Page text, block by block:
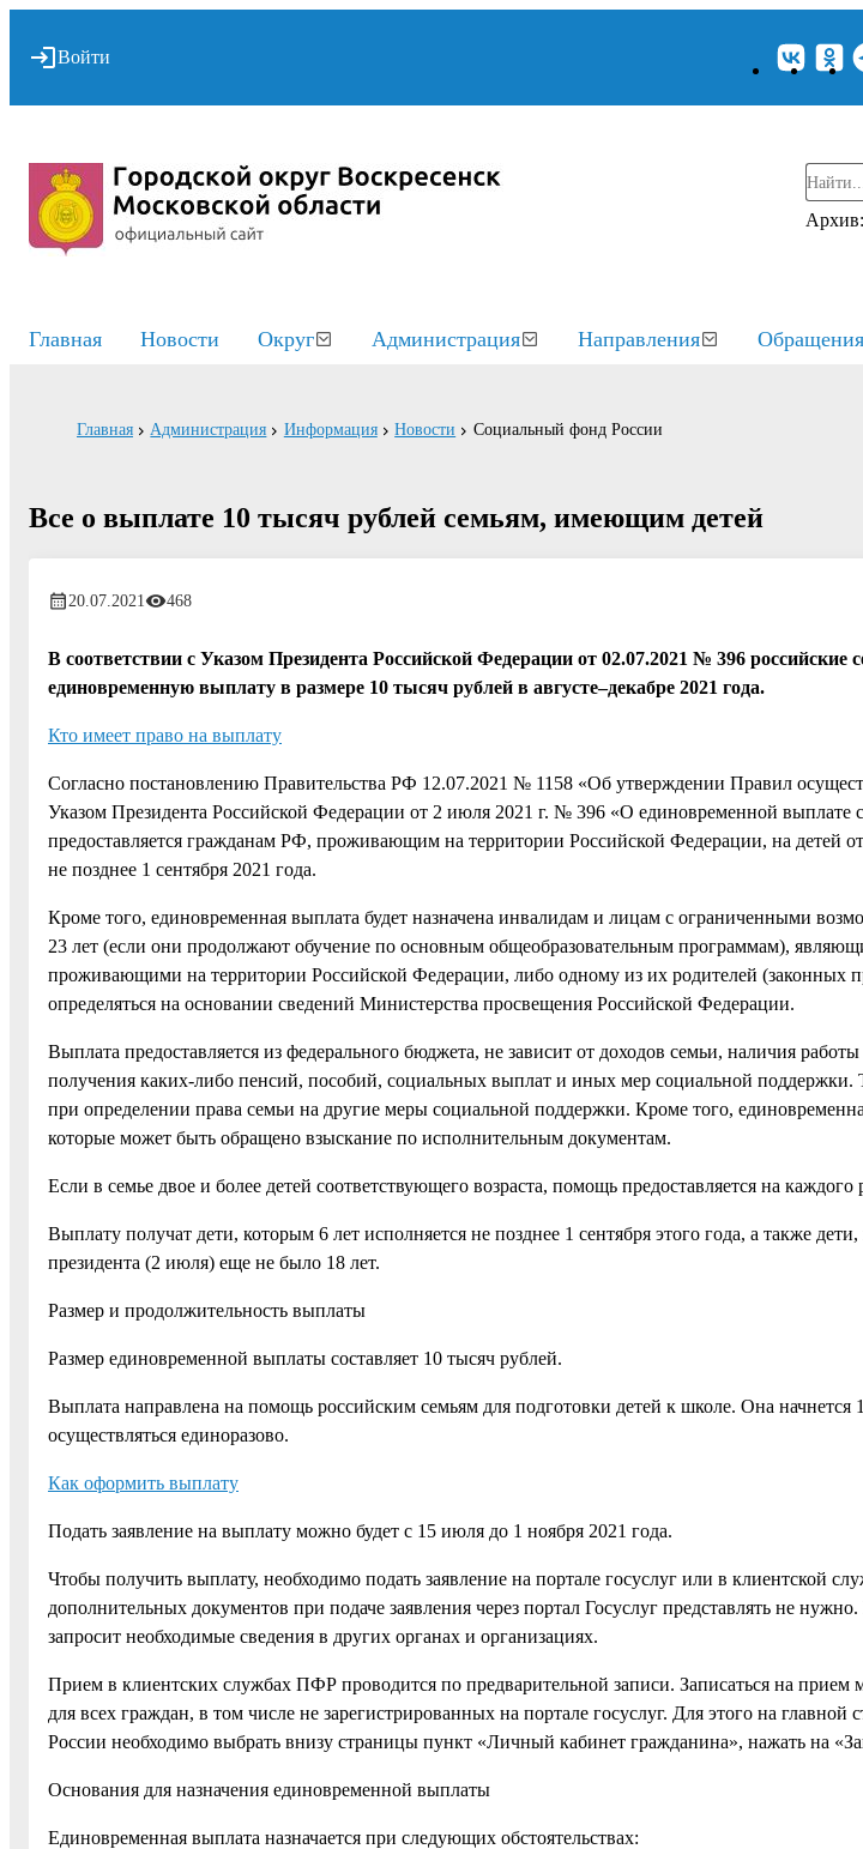
Войти
Архив:
Главная Новости Округ Администрация Направления Обращения
Главная Администрация Информация Новости Социальный фонд России
Все о выплате 10 тысяч рублей семьям, имеющим детей
20.07.2021 468
В соответствии с Указом Президента Российской Федерации от 02.07.2021 № 396 российские
единовременную выплату в размере 10 тысяч рублей в августе–декабре 2021 года.
Кто имеет право на выплату
Согласно постановлению Правительства РФ 12.07.2021 № 1158 «Об утверждении Правил
Указом Президента Российской Федерации от 2 июля 2021 г. № 396 «О единовременной
предоставляется гражданам РФ, проживающим на территории Российской Федерации, на детей
не позднее 1 сентября 2021 года.
Кроме того, единовременная выплата будет назначена инвалидам и лицам с ограниченными
23 лет (если они продолжают обучение по основным общеобразовательным программам),
проживающими на территории Российской Федерации, либо одному из их родителей (законных
определяться на основании сведений Министерства просвещения Российской Федерации.
Выплата предоставляется из федерального бюджета, не зависит от доходов семьи, наличия
получения каких-либо пенсий, пособий, социальных выплат и иных мер социальной поддержки.
при определении права семьи на другие меры социальной поддержки. Кроме того,
которые может быть обращено взыскание по исполнительным документам.
Если в семье двое и более детей соответствующего возраста, помощь предоставляется на каждого
Выплату получат дети, которым 6 лет исполняется не позднее 1 сентября этого года, а также
президента (2 июля) еще не было 18 лет.
Размер и продолжительность выплаты
Размер единовременной выплаты составляет 10 тысяч рублей.
Выплата направлена на помощь российским семьям для подготовки детей к школе. Она начнется
осуществляться единоразово.
Как оформить выплату
Подать заявление на выплату можно будет с 15 июля до 1 ноября 2021 года.
Чтобы получить выплату, необходимо подать заявление на портале госуслуг или в клиентской
дополнительных документов при подаче заявления через портал Госуслуг представлять не
запросит необходимые сведения в других органах и организациях.
Прием в клиентских службах ПФР проводится по предварительной записи. Записаться на
для всех граждан, в том числе не зарегистрированных на портале госуслуг. Для этого на
России необходимо выбрать внизу страницы пункт «Личный кабинет гражданина», нажать на
Основания для назначения единовременной выплаты
Единовременная выплата назначается при следующих обстоятельствах: